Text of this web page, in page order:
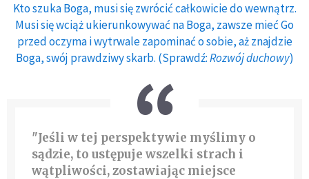
Kto szuka Boga, musi się zwrócić całkowicie do wewnątrz.
Musi się wciąż ukierunkowywać na Boga, zawsze mieć Go
przed oczyma i wytrwale zapominać o sobie, aż znajdzie
Boga, swój prawdziwy skarb. (Sprawdź:Rozwój duchowy)
"Jeśli w tej perspektywie myślimy o
sądzie, to ustępuje wszelki strach i
wątpliwości, zostawiając miejsce